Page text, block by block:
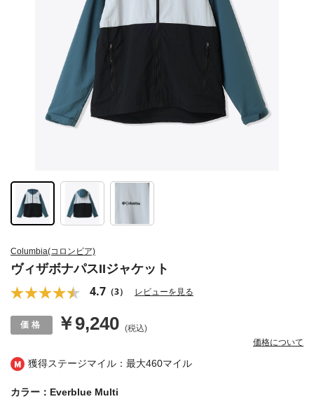
獲得ステージマイル：最大460マイル
Columbia(コロンビア)
ヴィザボナパスIIジャケット
4.7 （3） レビューを見る
￥9,240 (税込)
価格について
カラー：Everblue Multi